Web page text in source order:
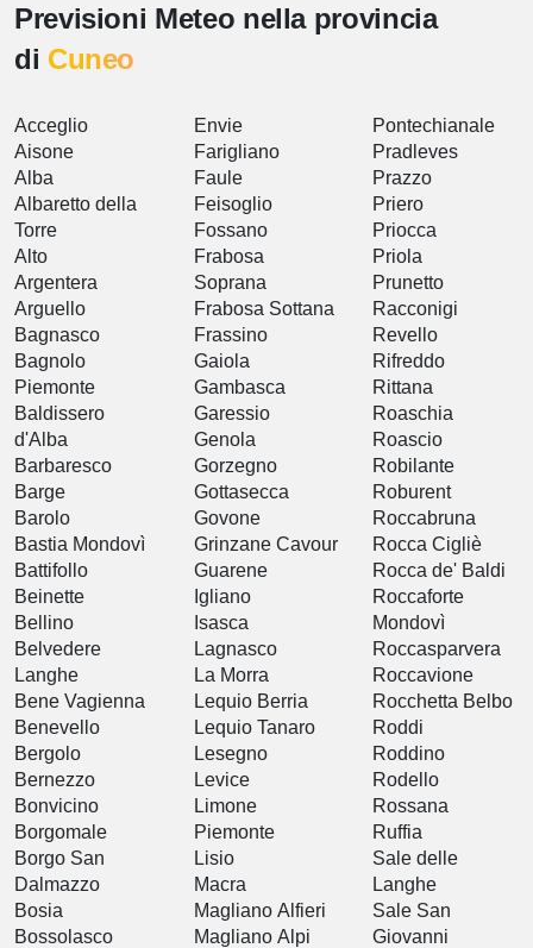
Previsioni Meteo nella provincia
di Cuneo
Acceglio
Aisone
Alba
Albaretto della
Torre
Alto
Argentera
Arguello
Bagnasco
Bagnolo
Piemonte
Baldissero
d'Alba
Barbaresco
Barge
Barolo
Bastia Mondovì
Battifollo
Beinette
Bellino
Belvedere
Langhe
Bene Vagienna
Benevello
Bergolo
Bernezzo
Bonvicino
Borgomale
Borgo San
Dalmazzo
Bosia
Bossolasco
Envie
Farigliano
Faule
Feisoglio
Fossano
Frabosa
Soprana
Frabosa Sottana
Frassino
Gaiola
Gambasca
Garessio
Genola
Gorzegno
Gottasecca
Govone
Grinzane Cavour
Guarene
Igliano
Isasca
Lagnasco
La Morra
Lequio Berria
Lequio Tanaro
Lesegno
Levice
Limone
Piemonte
Lisio
Macra
Magliano Alfieri
Magliano Alpi
Pontechianale
Pradleves
Prazzo
Priero
Priocca
Priola
Prunetto
Racconigi
Revello
Rifreddo
Rittana
Roaschia
Roascio
Robilante
Roburent
Roccabruna
Rocca Cigliè
Rocca de' Baldi
Roccaforte
Mondovì
Roccasparvera
Roccavione
Rocchetta Belbo
Roddi
Roddino
Rodello
Rossana
Ruffia
Sale delle
Langhe
Sale San
Giovanni